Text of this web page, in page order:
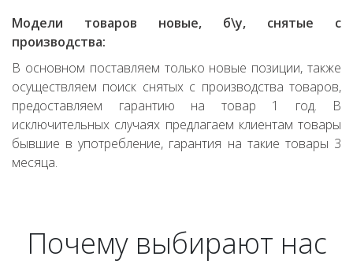
Модели товаров новые, б\у, снятые с
производства:
В основном поставляем только новые позиции, также
осуществляем поиск снятых с производства товаров,
предоставляем гарантию на товар 1 год. В
исключительных случаях предлагаем клиентам товары
бывшие в употребление, гарантия на такие товары 3
месяца.
Почему выбирают нас